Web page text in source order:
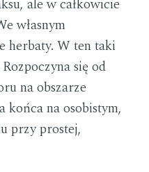
ale w całkowicie
własnym
herbaty. W ten taki
się od
na obszarze
końca na osobistym,
przy prostej,